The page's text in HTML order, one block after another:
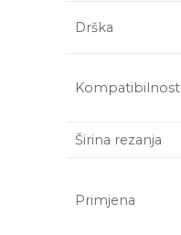
Drška
Kompatibilnost
Širina rezanja
Primjena